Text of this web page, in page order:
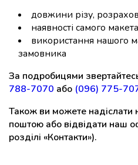
довжини різу,
наявності самого макета
використання нашого
замовника
За подробицями
788-7070 або (096) 775-
Також ви можете надіслати
поштою або відвідати наш
розділі «Контакти»).